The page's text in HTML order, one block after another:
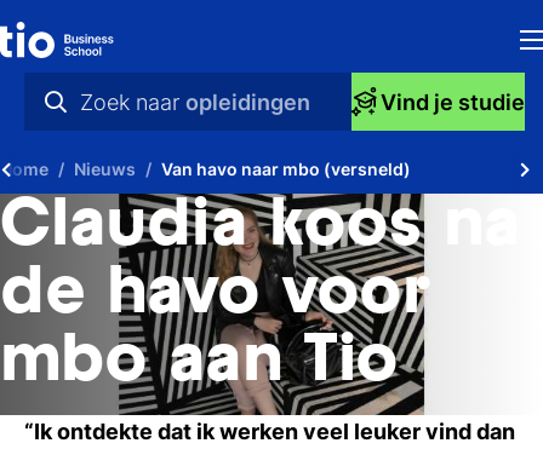
Zoek naar opleidingen
videos
nieuws
opleidingen
Vind je studie
Home Nieuws Van havo naar mbo (versneld)
Claudia koos na
de havo voor
mbo aan Tio
“Ik ontdekte dat ik werken veel leuker vind dan